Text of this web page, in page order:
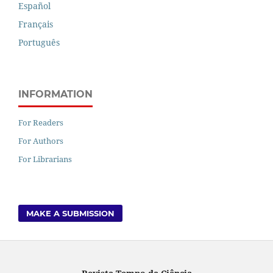
Español
Français
Português
INFORMATION
For Readers
For Authors
For Librarians
MAKE A SUBMISSION